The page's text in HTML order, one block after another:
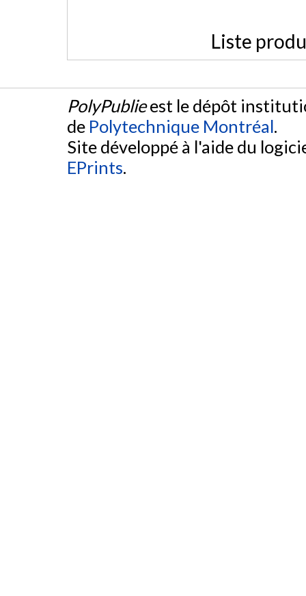
Liste
PolyPublieest le dépôt
de Polytechnique Montréal.
Site développé à l'aide du
EPrints.